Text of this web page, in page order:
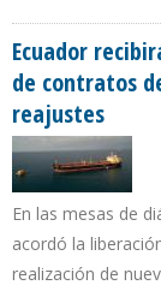
Ecuador
de contratos
reajustes
En las mesas de
acordó la
realización de